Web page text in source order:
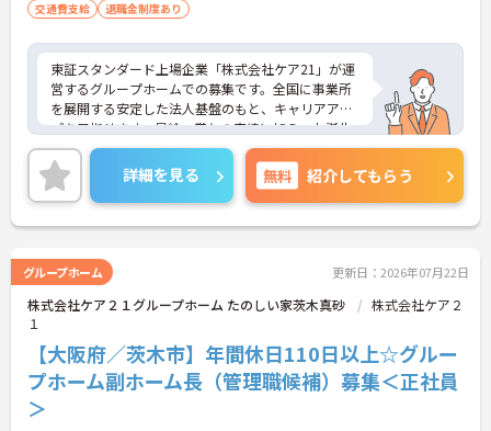
交通費支給
退職金制度あり
東証スタンダード上場企業「株式会社ケア21」が運
営するグループホームでの募集です。全国に事業所
を展開する安定した法人基盤のもと、キャリアアッ
プを目指せます。昇給・賞与の実績に加え、お誕生
日プレゼントや各種割引が利用できる組合制度な
ど、手厚い福利厚生も魅力。定年制を撤廃している
ため、腰を据えて長くご活躍いただけます。これま
での経験を活かして施設運営や人材育成に挑戦した
い方、チームで何かを創り上げるのが好きな方にお
すので、お気軽にお問い合わせください。
詳細を見る 無料 紹介してもらう
グループホーム 更新日：2026年07月22日
株式会社ケア２１グループホーム たのしい家茨木真砂
株式会社ケア２
１
【大阪府／茨木市】年間休日110日以上☆グルー
プホーム副ホーム長（管理職候補）募集＜正社員
＞